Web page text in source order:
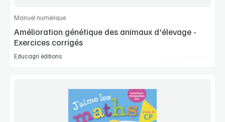
Manuel numérique
Amélioration génétique des animaux d'élevage -
Exercices corrigés
Educagri éditions